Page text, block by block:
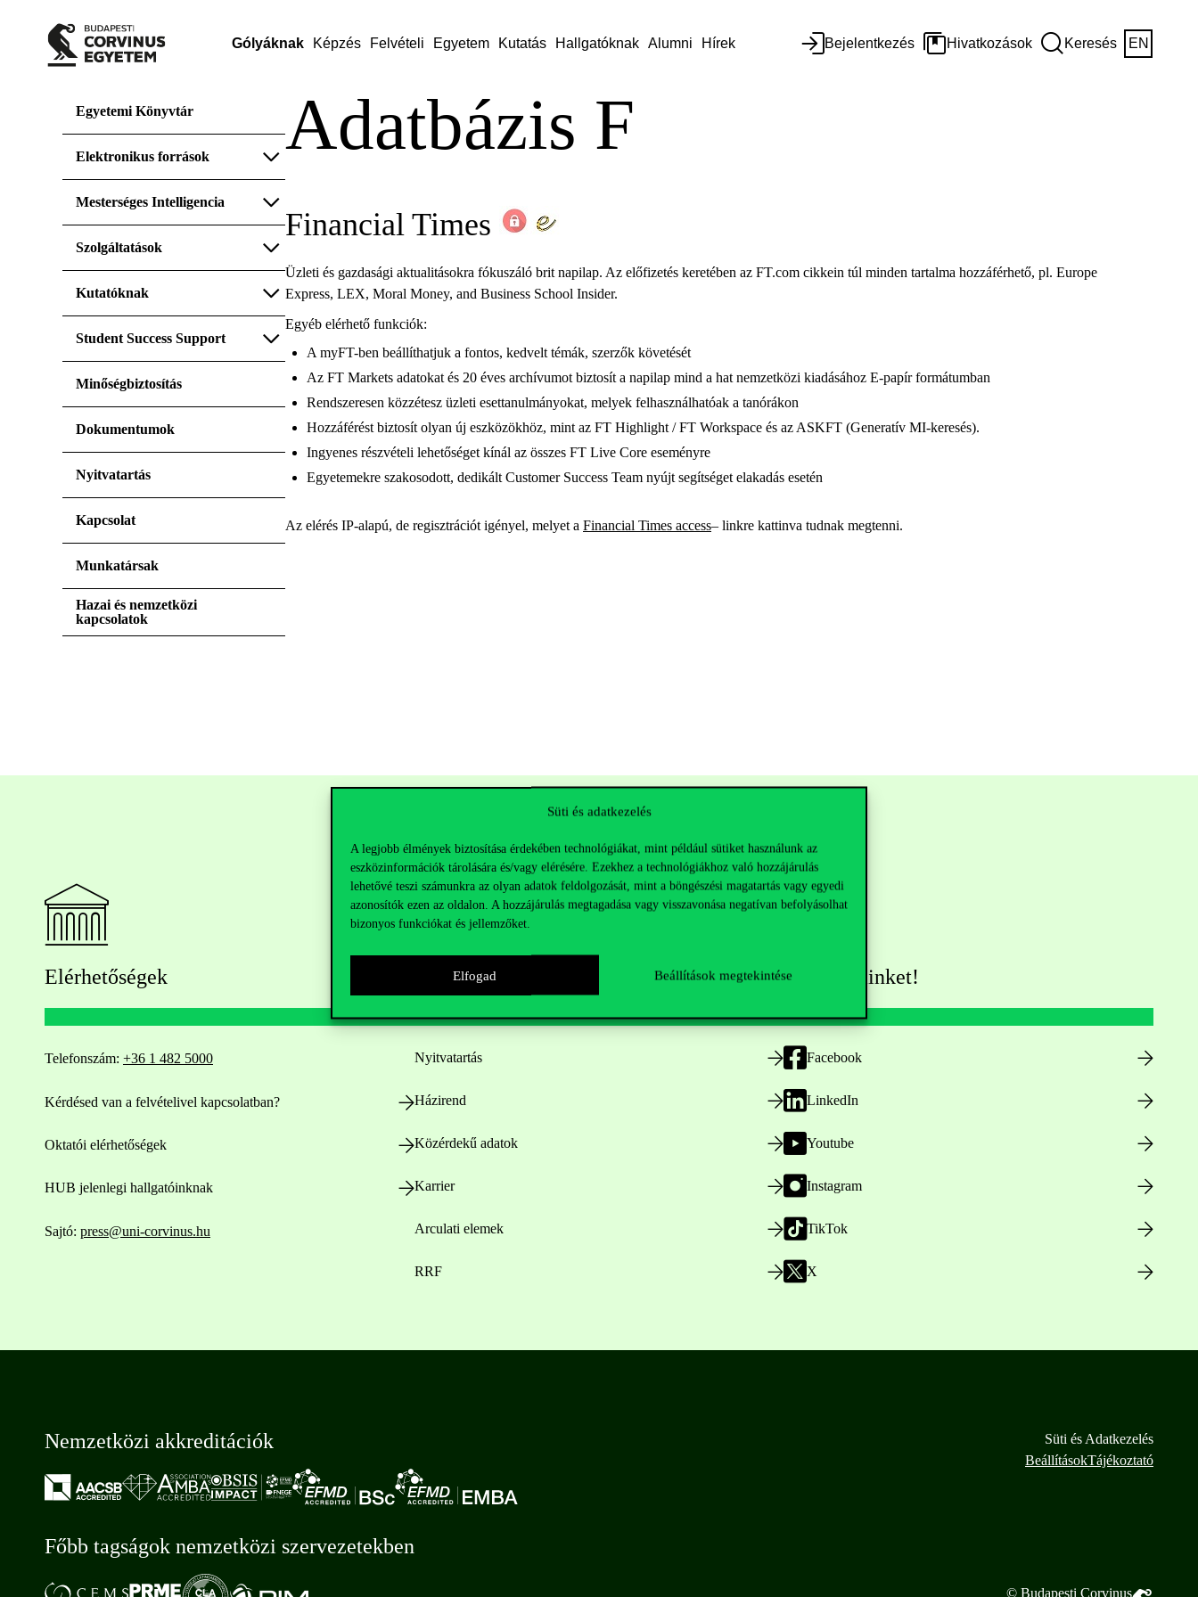
Süti és adatkezelés
A legjobb élmények biztosítása érdekében technológiákat, mint például sütiket használunk az
eszközinformációk tárolására és/vagy elérésére. Ezekhez a technológiákhoz való hozzájárulás
lehetővé teszi számunkra az olyan adatok feldolgozását, mint a böngészési magatartás vagy egyedi
azonosítók ezen az oldalon. A hozzájárulás megtagadása vagy visszavonása negatívan befolyásolhat
bizonyos funkciókat és jellemzőket.
Elfogad Beállítások megtekintése
Gólyáknak Képzés Felvételi Egyetem Kutatás Hallgatóknak Alumni Hírek Bejelentkezés Hivatkozások Keresés EN
Egyetemi Könyvtár
Elektronikus források
Mesterséges Intelligencia
Szolgáltatások
Kutatóknak
Student Success Support
Minőségbiztosítás
Dokumentumok
Nyitvatartás
Kapcsolat
Munkatársak
Hazai és nemzetközi
kapcsolatok
Adatbázis F
Financial Times
Üzleti és gazdasági aktualitásokra fókuszáló brit napilap. Az előfizetés keretében az FT.com cikkein túl minden tartalma hozzáférhető, pl. Europe
Express, LEX, Moral Money, and Business School Insider.
Egyéb elérhető funkciók:
A myFT-ben beállíthatjuk a fontos, kedvelt témák, szerzők követését
Az FT Markets adatokat és 20 éves archívumot biztosít a napilap mind a hat nemzetközi kiadásához E-papír formátumban
Rendszeresen közzétesz üzleti esettanulmányokat, melyek felhasználhatóak a tanórákon
Hozzáférést biztosít olyan új eszközökhöz, mint az FT Highlight / FT Workspace és az ASKFT (Generatív MI-keresés).
Ingyenes részvételi lehetőséget kínál az összes FT Live Core eseményre
Egyetemekre szakosodott, dedikált Customer Success Team nyújt segítséget elakadás esetén
Az elérés IP-alapú, de regisztrációt igényel, melyet a Financial Times access– linkre kattinva tudnak megtenni.
Elérhetőségek
Telefonszám: +36 1 482 5000
Kérdésed van a felvételivel kapcsolatban?
Oktatói elérhetőségek
HUB jelenlegi hallgatóinknak
Sajtó: press@uni-corvinus.hu
Hasznos linkek
Nyitvatartás
Házirend
Közérdekű adatok
Karrier
Arculati elemek
RRF
Kövess minket!
Facebook
LinkedIn
Youtube
Instagram
TikTok
X
Nemzetközi akkreditációk
Főbb tagságok nemzetközi szervezetekben
Süti és Adatkezelés
BeállításokTájékoztató
© Budapesti Corvinus